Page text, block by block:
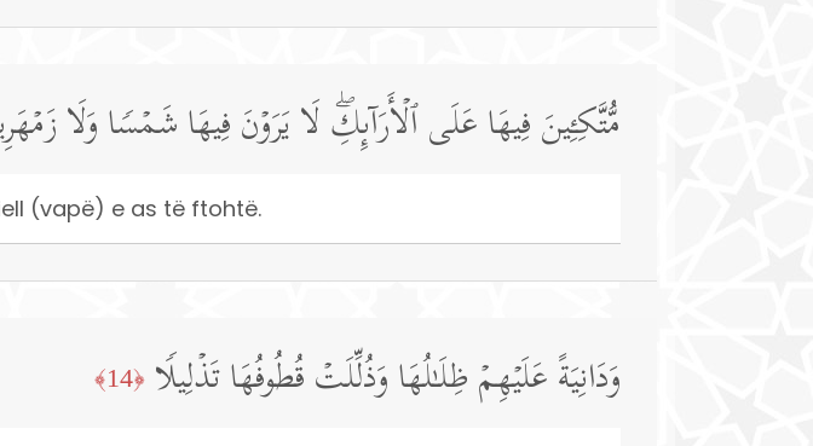
مُّتَّكِـِٔینَ فِیهَا عَلَى ٱلۡأَرَاۤىِٕكِۖ لَا یَرَوۡنَ فِیهَا شَمۡسࣰا وَلَا
(vapë) e as të ftohtë.
وَدَانِیَةً عَلَیۡهِمۡ ظِلَـٰلُهَا وَذُلِّلَتۡ قُطُوفُهَا تَذۡلِیلࣰا ﴿14﴾